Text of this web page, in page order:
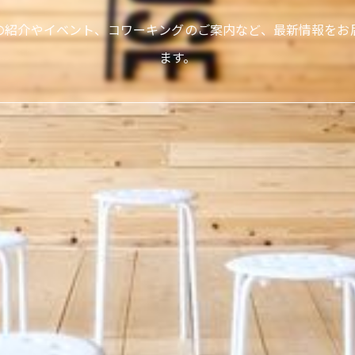
紹介やイベント、コワーキングのご案内など、最新情報をお
ます。